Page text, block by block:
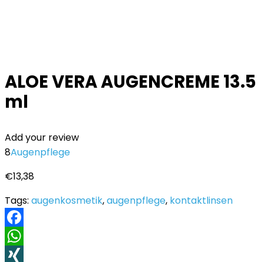
ALOE VERA AUGENCREME 13.5
ml
Add your review
8Augenpflege
€13,38
Tags: augenkosmetik,augenpflege, kontaktlinsen
Facebook
WhatsApp